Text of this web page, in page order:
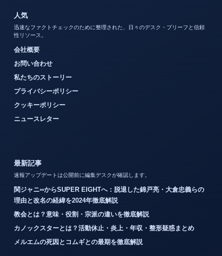
人気
迅速なファクトチェックのために整理された、日々のデスク・ブリーフと信頼
性リソース。
会社概要
お問い合わせ
私たちのストーリー
プライバシーポリシー
クッキーポリシー
ニュースレター
最新記事
速報アップデートは公開前に編集デスクが確認します。
関ジャニ∞からSUPER EIGHTへ：脱退した錦戸亮・大倉忠義らの
理由と改名の経緯を2024年徹底解説
教会とは？意味・役割・宗派の違いを徹底解説
カノックスターとは？活動休止・炎上・年収・整形疑惑まとめ
メルエムの死因とコムギとの最期を徹底解説